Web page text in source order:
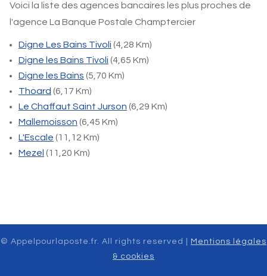
Voici la liste des agences bancaires les plus proches de
l'agence La Banque Postale Champtercier
Digne Les Bains Tivoli (4,28 Km)
Digne les Bains Tivoli (4,65 Km)
Digne les Bains (5,70 Km)
Thoard (6,17 Km)
Le Chaffaut Saint Jurson (6,29 Km)
Mallemoisson (6,45 Km)
L'Escale (11,12 Km)
Mezel (11,20 Km)
© Appelpourlaposte.fr. All rights reserved |
Mentions légales
& cookies